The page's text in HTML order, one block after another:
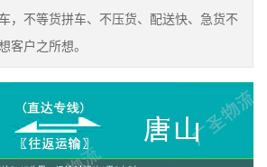
，不等货拼车、不压货、配送快、急货不
客户之所想。